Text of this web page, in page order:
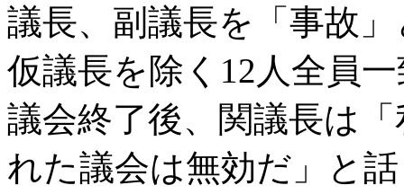
議長、副議長を「事故
仮議長を除く12人全員
議会終了後、関議長は
れた議会は無効だ」と